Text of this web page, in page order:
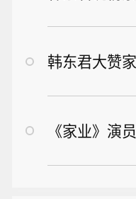
韩东君大赞
《家业》演